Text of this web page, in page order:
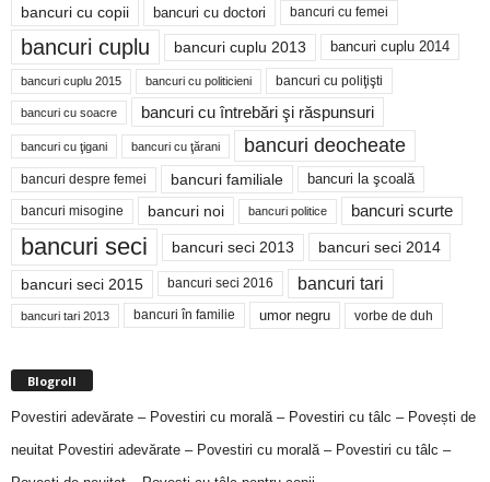
bancuri cu copii bancuri cu doctori bancuri cu femei
bancuri cuplu bancuri cuplu 2013 bancuri cuplu 2014
bancuri cuplu 2015 bancuri cu politicieni bancuri cu poliţişti
bancuri cu soacre bancuri cu întrebări şi răspunsuri
bancuri cu ţigani bancuri cu ţărani bancuri deocheate
bancuri despre femei bancuri familiale bancuri la şcoală
bancuri misogine bancuri noi bancuri politice bancuri scurte
bancuri seci bancuri seci 2013 bancuri seci 2014
bancuri seci 2015 bancuri seci 2016 bancuri tari
bancuri tari 2013 bancuri în familie umor negru vorbe de duh
Blogroll
Povestiri adevărate – Povestiri cu morală – Povestiri cu tâlc – Povești de
neuitat Povestiri adevărate – Povestiri cu morală – Povestiri cu tâlc –